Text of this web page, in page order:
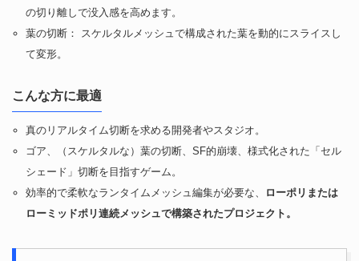
の切り離しで没入感を高めます。
葉の切断： スケルタルメッシュで構成された葉を動的にスライスし
て変形。
こんな方に最適
真のリアルタイム切断を求める開発者やスタジオ。
ゴア、（スケルタルな）葉の切断、SF的崩壊、様式化された「セル
シェード」切断を目指すゲーム。
効率的で柔軟なランタイムメッシュ編集が必要な、
ローポリまたは
ローミッドポリ連続メッシュで構築されたプロジェクト。